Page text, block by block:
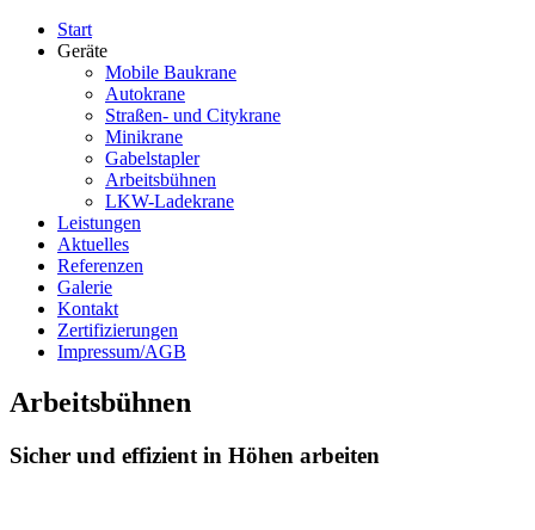
Start
Geräte
Mobile Baukrane
Autokrane
Straßen- und Citykrane
Minikrane
Gabelstapler
Arbeitsbühnen
LKW-Ladekrane
Leistungen
Aktuelles
Referenzen
Galerie
Kontakt
Zertifizierungen
Impressum/AGB
Arbeitsbühnen
Sicher und effizient in Höhen arbeiten